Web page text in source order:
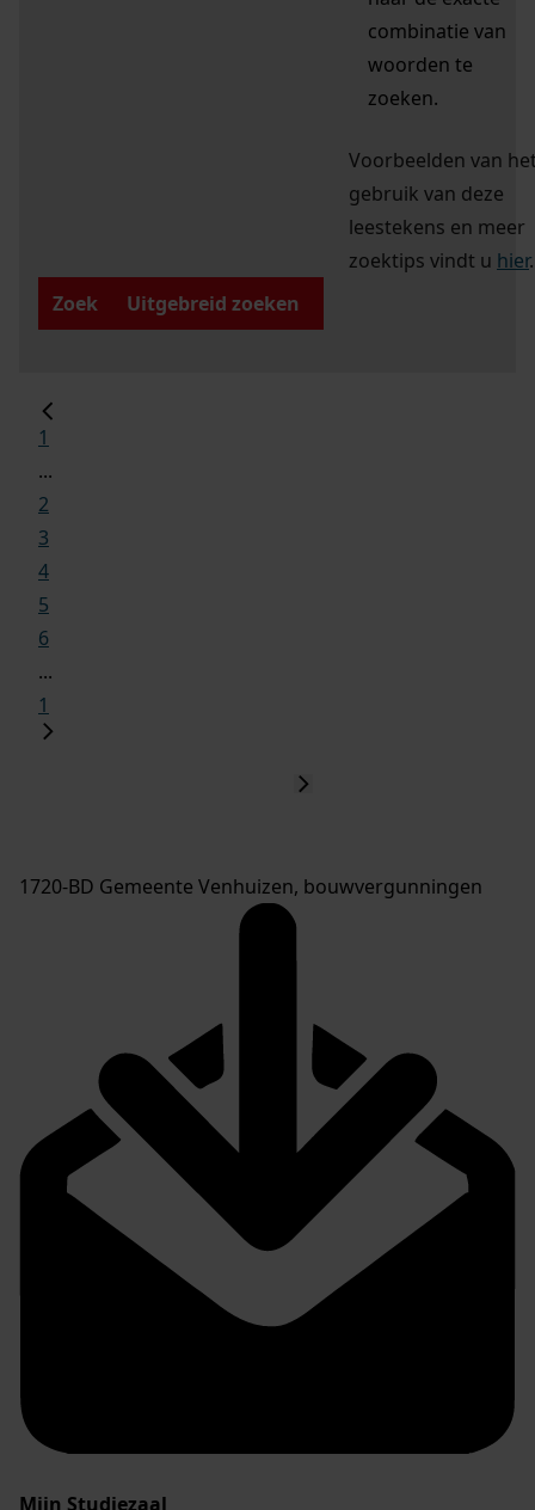
combinatie van
woorden te
zoeken.
Voorbeelden van
gebruik van deze
leestekens en meer
zoektips vindt u hier.
Zoek
Uitgebreid zoeken
1
...
2
3
4
5
6
...
1
1720-BD Gemeente Venhuizen, bouwvergunningen
Mijn Studiezaal